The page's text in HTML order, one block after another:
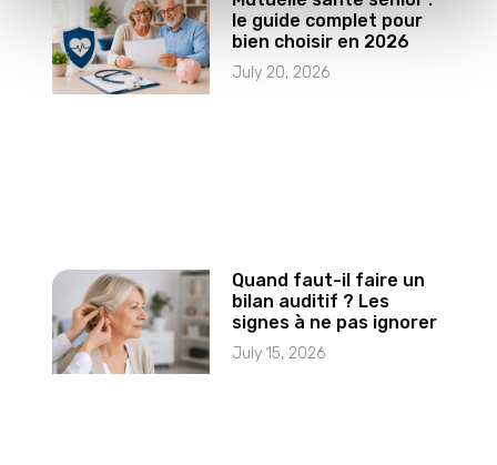
le guide complet pour
bien choisir en 2026
July 20, 2026
Quand faut-il faire un
bilan auditif ? Les
signes à ne pas ignorer
July 15, 2026